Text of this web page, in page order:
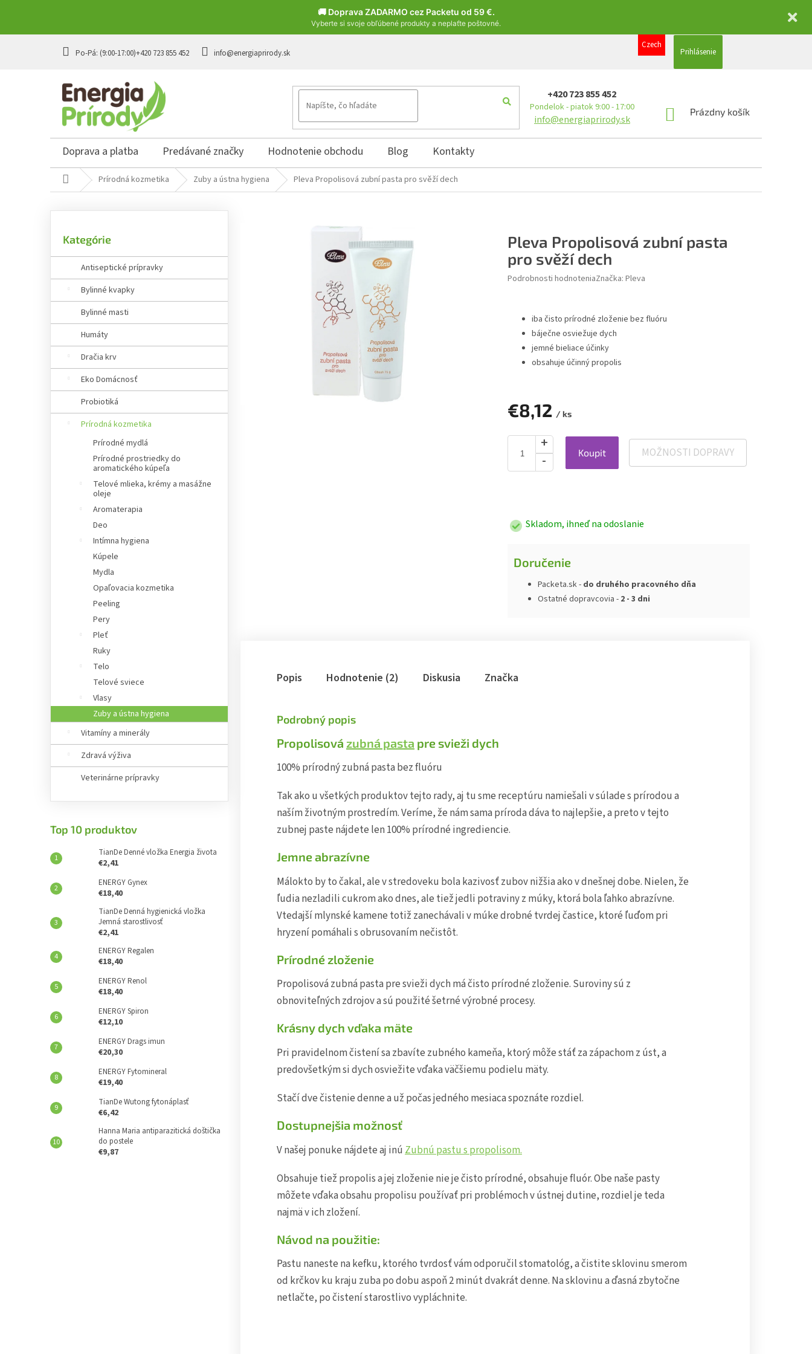
🚚 Doprava ZADARMO cez Packetu od 59 €.
Vyberte si svoje obľúbené produkty a neplaťte poštovné.
+420 723 855 452 info@energiaprirody.sk
Czech
Prihlásenie
+420 723 855 452
Pondelok - piatok 9:00 - 17:00
info@energiaprirody.sk
NÁKUPNÝ
Prázdny košík
Doprava a platba Predávané značky Hodnotenie obchodu Blog Kontakty
DomovPrírodná kozmetika Zuby a ústna hygiena Pleva Propolisová zubní pasta pro svěží dech
o
a
e
kategórie
Kategórie
Antiseptické prípravky
Bylinné kvapky
Bylinné masti
Humáty
Dračia krv
Eko Domácnosť
Probiotiká
Prírodná kozmetika
Prírodné mydlá
Prírodné prostriedky do
aromatického kúpeľa
Telové mlieka, krémy a masážne
oleje
Aromaterapia
Deo
Intímna hygiena
Kúpele
Mydla
Opaľovacia kozmetika
Peeling
Pery
Pleť
Ruky
Telo
Telové sviece
Vlasy
Zuby a ústna hygiena
Vitamíny a minerály
Zdravá výživa
Veterinárne prípravky
Top 10 produktov
TianDe Denné vložka Energia života
€2,41
ENERGY Gynex
€18,40
TianDe Denná hygienická vložka
Jemná starostlivosť
€2,41
ENERGY Regalen
€18,40
ENERGY Renol
€18,40
ENERGY Spiron
€12,10
ENERGY Drags imun
€20,30
ENERGY Fytomineral
€19,40
TianDe Wutong fytonáplasť
€6,42
Hanna Maria antiparazitická doštička
do postele
€9,87
Pleva Propolisová zubní pasta
pro svěží dech
Podrobnosti hodnoteniaZnačka: Pleva
iba čisto prírodné zloženie bez fluóru
báječne osviežuje dych
jemné bieliace účinky
obsahuje účinný propolis
€8,12 / ks
Koupit MOŽNOSTI DOPRAVY
Skladom, ihneď na odoslanie
Doručenie
Packeta.sk - do druhého pracovného dňa
Ostatné dopravcovia - 2 - 3 dni
Popis Hodnotenie (2) Diskusia Značka
Podrobný popis
Propolisová zubná pasta pre svieži dych
100% prírodný zubná pasta bez fluóru
Tak ako u všetkých produktov tejto rady, aj tu sme receptúru namiešali v súlade s prírodou a
naším životným prostredím. Veríme, že nám sama príroda dáva to najlepšie, a preto v tejto
zubnej paste nájdete len 100% prírodné ingrediencie.
Jemne abrazívne
Málokto by to čakal, ale v stredoveku bola kazivosť zubov nižšia ako v dnešnej dobe. Nielen, že
ľudia nezladili cukrom ako dnes, ale tiež jedli potraviny z múky, ktorá bola ľahko abrazívne.
Vtedajší mlynské kamene totiž zanechávali v múke drobné tvrdej častice, ktoré ľuďom pri
hryzení pomáhali s obrusovaním nečistôt.
Prírodné zloženie
Propolisová zubná pasta pre svieži dych má čisto prírodné zloženie. Suroviny sú z
obnoviteľných zdrojov a sú použité šetrné výrobné procesy.
Krásny dych vďaka mäte
Pri pravidelnom čistení sa zbavíte zubného kameňa, ktorý môže stáť za zápachom z úst, a
predovšetkým si dych osviežite vďaka väčšiemu podielu mäty.
Stačí dve čistenie denne a už počas jedného mesiaca spoznáte rozdiel.
Dostupnejšia možnosť
V našej ponuke nájdete aj inú Zubnú pastu s propolisom.
Obsahuje tiež propolis a jej zloženie nie je čisto prírodné, obsahuje fluór. Obe naše pasty
môžete vďaka obsahu propolisu používať pri problémoch v ústnej dutine, rozdiel je teda
najmä v ich zložení.
Návod na použitie:
Pastu naneste na kefku, ktorého tvrdosť vám odporučil stomatológ, a čistite sklovinu smerom
od krčkov ku kraju zuba po dobu aspoň 2 minút dvakrát denne. Na sklovinu a ďasná zbytočne
netlačte, po čistení starostlivo vypláchnite.